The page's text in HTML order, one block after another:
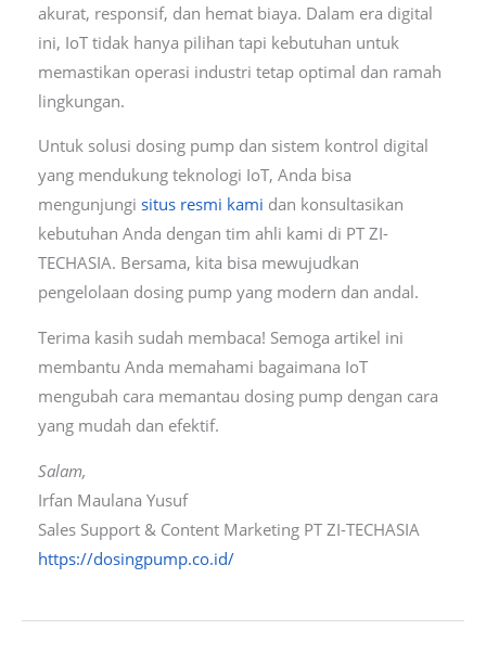
akurat, responsif, dan hemat biaya. Dalam era digital
ini, IoT tidak hanya pilihan tapi kebutuhan untuk
memastikan operasi industri tetap optimal dan ramah
lingkungan.
Untuk solusi dosing pump dan sistem kontrol digital
yang mendukung teknologi IoT, Anda bisa
mengunjungi situs resmi kami dan konsultasikan
kebutuhan Anda dengan tim ahli kami di PT ZI-
TECHASIA. Bersama, kita bisa mewujudkan
pengelolaan dosing pump yang modern dan andal.
Terima kasih sudah membaca! Semoga artikel ini
membantu Anda memahami bagaimana IoT
mengubah cara memantau dosing pump dengan cara
yang mudah dan efektif.
Salam,
Irfan Maulana Yusuf
Sales Support & Content Marketing PT ZI-TECHASIA
https://dosingpump.co.id/